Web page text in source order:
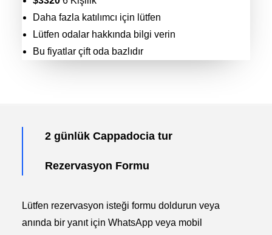
Daha fazla katılımcı için lütfen
Lütfen odalar hakkında bilgi verin
Bu fiyatlar çift oda bazlıdır
2 günlük Cappadocia tur
Rezervasyon Formu
Lütfen rezervasyon isteği formu doldurun veya
anında bir yanıt için WhatsApp veya mobil